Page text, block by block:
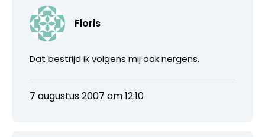
Floris
Dat bestrijd ik volgens mij ook nergens.
7 augustus 2007 om 12:10